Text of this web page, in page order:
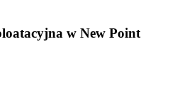
w New Point